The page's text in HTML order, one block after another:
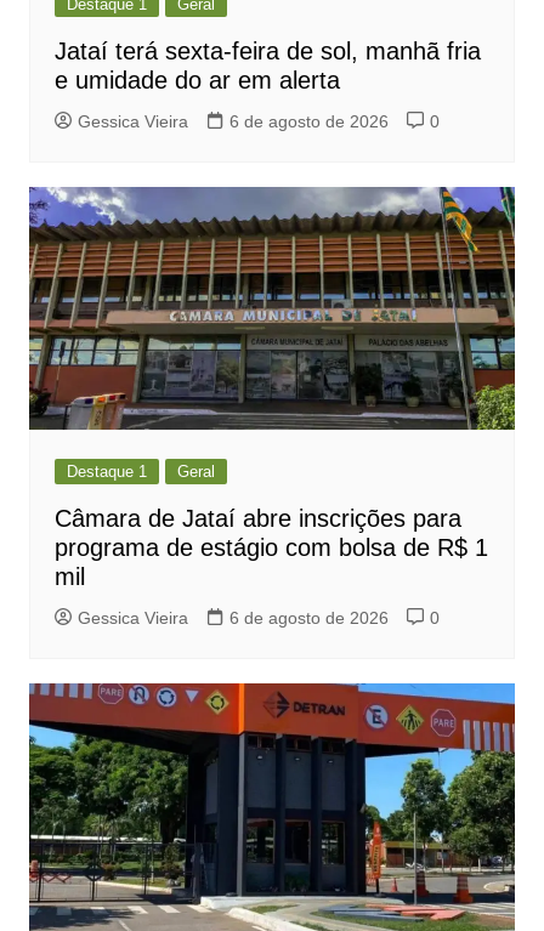
Destaque 1 Geral
Jataí terá sexta-feira de sol, manhã fria
e umidade do ar em alerta
Gessica Vieira 6 de agosto de 2026 0
Destaque 1 Geral
Câmara de Jataí abre inscrições para
programa de estágio com bolsa de R$ 1
mil
Gessica Vieira 6 de agosto de 2026 0